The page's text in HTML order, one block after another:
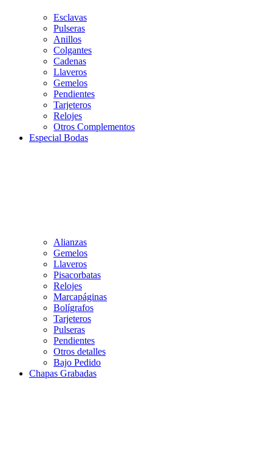
Esclavas
Pulseras
Anillos
Colgantes
Cadenas
Llaveros
Gemelos
Pendientes
Tarjeteros
Relojes
Otros Complementos
Especial Bodas
Alianzas
Gemelos
Llaveros
Pisacorbatas
Relojes
Marcapáginas
Bolígrafos
Tarjeteros
Pulseras
Pendientes
Otros detalles
Bajo Pedido
Chapas Grabadas